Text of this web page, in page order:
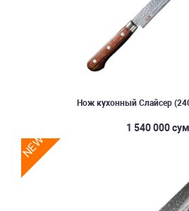
Нож кухонный Слайcер
1 540 000 сум
NEW